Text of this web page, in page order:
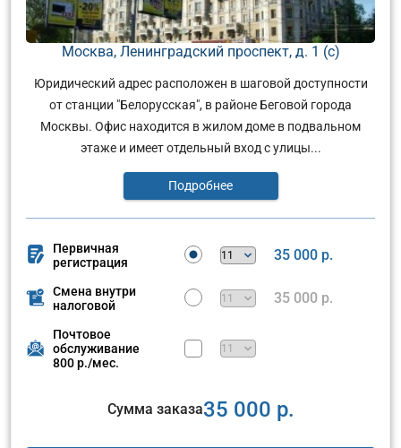
Москва, Ленинградский проспект, д. 1 (с)
Юридический адрес расположен в шаговой доступности
от станции "Белорусская", в районе Беговой города
Москвы. Офис находится в жилом доме в подвальном
этаже и имеет отдельный вход с улицы...
Подробнее
Первичная
регистрация
35 000 р.
Смена внутри
налоговой
35 000 р.
Почтовое
обслуживание
800 р./мес.
Сумма заказа35 000 р.